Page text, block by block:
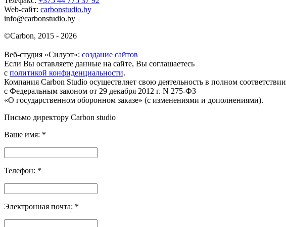
Web-сайт: carbonstudio.by
info@carbonstudio.by
©Carbon, 2015 - 2026
Веб-студия «Силуэт»: создание сайтов
Если Вы оставляете данные на сайте, Вы соглашаетесь
с политикой конфиденциальности.
Компания Carbon Studio осуществляет свою деятельность в полном соответствии
с Федеральным законом от 29 декабря 2012 г. N 275-ФЗ
«О государственном оборонном заказе» (с изменениями и дополнениями).
Письмо директору Carbon studio
Ваше имя: *
Телефон: *
Электронная почта: *